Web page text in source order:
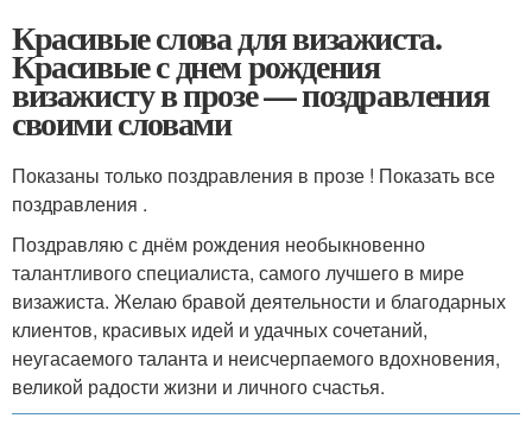
Красивые слова для визажиста.
Красивые с днем рождения
визажисту в прозе — поздравления
своими словами
Показаны только поздравления в прозе ! Показать все
поздравления .
Поздравляю с днём рождения необыкновенно
талантливого специалиста, самого лучшего в мире
визажиста. Желаю бравой деятельности и благодарных
клиентов, красивых идей и удачных сочетаний,
неугасаемого таланта и неисчерпаемого вдохновения,
великой радости жизни и личного счастья.